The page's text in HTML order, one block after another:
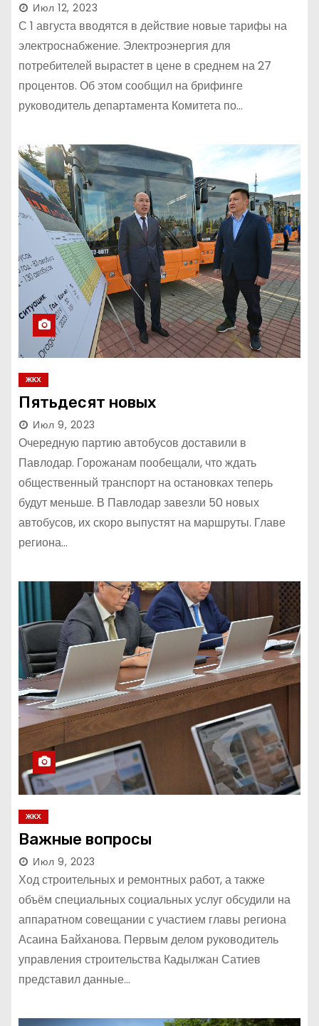
Июл 12, 2023
С 1 августа вводятся в действие новые тарифы на
электроснабжение. Электроэнергия для
потребителей вырастет в цене в среднем на 27
процентов. Об этом сообщил на брифинге
руководитель департамента Комитета по…
ЖКХ
Пятьдесят новых
Июл 9, 2023
Очередную партию автобусов доставили в
Павлодар. Горожанам пообещали, что ждать
общественный транспорт на остановках теперь
будут меньше. В Павлодар завезли 50 новых
автобусов, их скоро выпустят на маршруты. Главе
региона…
ЖКХ
Важные вопросы
Июл 9, 2023
Ход строительных и ремонтных работ, а также
объём специальных социальных услуг обсудили на
аппаратном совещании с участием главы региона
Асаина Байханова. Первым делом руководитель
управления строительства Кадылжан Сатиев
представил данные…